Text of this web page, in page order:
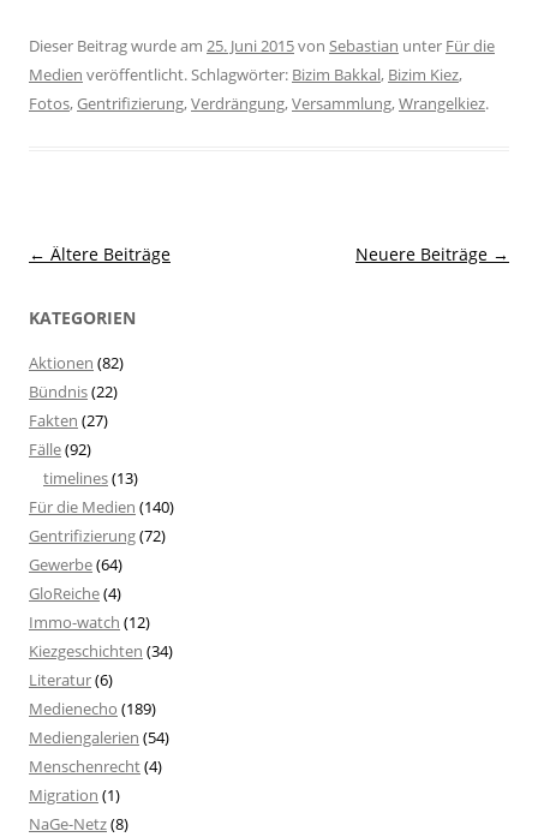
Dieser Beitrag wurde am 25. Juni 2015von Sebastian unter Für die
Medien veröffentlicht. Schlagwörter: Bizim Bakkal, Bizim Kiez,
Fotos,Gentrifizierung,Verdrängung,Versammlung,Wrangelkiez.
Beitragsnavigation
← Ältere Beiträge Neuere Beiträge →
KATEGORIEN
Aktionen (82)
Bündnis(22)
Fakten (27)
Fälle(92)
timelines(13)
Für die Medien (140)
Gentrifizierung(72)
Gewerbe(64)
GloReiche(4)
Immo-watch (12)
Kiezgeschichten (34)
Literatur(6)
Medienecho (189)
Mediengalerien (54)
Menschenrecht(4)
Migration (1)
NaGe-Netz(8)